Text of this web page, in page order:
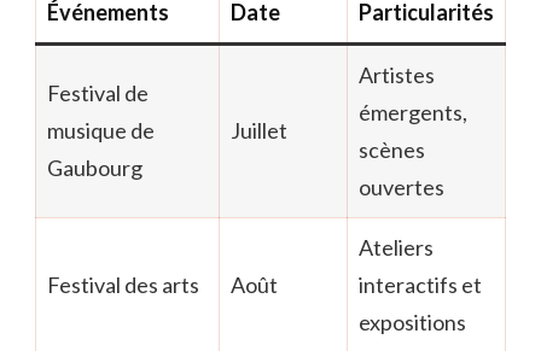
Événements Date Particularités
Festival de
musique de
Gaubourg
Juillet
Artistes
émergents,
scènes
ouvertes
Festival des arts Août
Ateliers
interactifs et
expositions